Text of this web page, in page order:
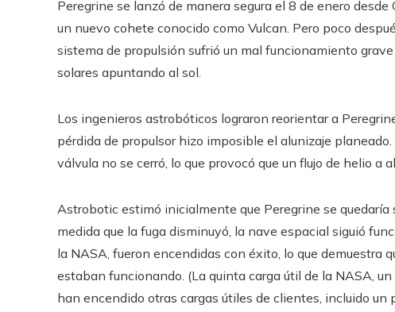
Peregrine se lanzó de manera segura el 8 de enero
un nuevo cohete conocido como Vulcan. Pero poco
sistema de propulsión sufrió un mal funcionamiento
solares apuntando al sol.
Los ingenieros astrobóticos lograron reorientar a
pérdida de propulsor hizo imposible el alunizaje
válvula no se cerró, lo que provocó que un flujo de helio a
Astrobotic estimó inicialmente que Peregrine se quedaría
medida que la fuga disminuyó, la nave espacial siguió
la NASA, fueron encendidas con éxito, lo que demuestra
estaban funcionando. (La quinta carga útil de la NASA,
han encendido otras cargas útiles de clientes, incluido